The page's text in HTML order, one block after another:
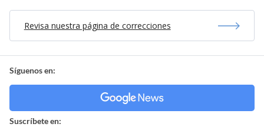
Revisa nuestra página de correcciones
Síguenos en:
Suscríbete en: